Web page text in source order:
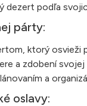
podľa
párty:
ktorý osvieži
a zdobení
a
oslavy: